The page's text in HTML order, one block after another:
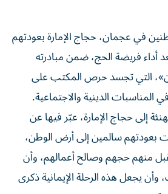
في عجمان، حجاج الإمارة بعودتهم
أداء فريضة الحج، ضمن مبادرته
التي تجسد حرص المكتب على
المناسبات الدينية والاجتماعية.
إلى حجاج الإمارة، عبّر فيها عن
بعودتهم سالمين إلى أرض الوطن،
منهم حجهم وصالح أعمالهم، وأن
وأن يجعل هذه الرحلة الإيمانية ذكرى